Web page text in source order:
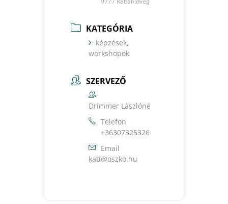
KATEGÓRIA
képzések,
workshopok
SZERVEZŐ
Drimmer Lászlóné
Telefon
+36307325326
Email
uh.okzso@itak